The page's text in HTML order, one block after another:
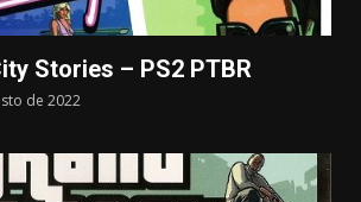
Stories – PS2 PTBR
de 2022